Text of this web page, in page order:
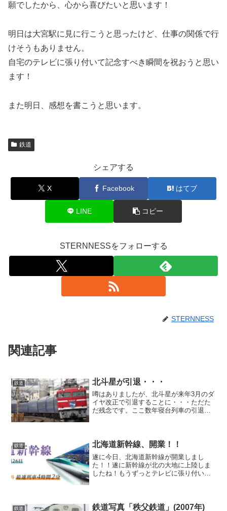
願でしたから、心から喜びたいと思います！
明日は大宮駅に見に行こうと思ったけど、仕事の関係で行
けそうもありません。
自宅のテレビに張り付いて記念すべき瞬間を祝おうと思い
ます！
また明日、感想を書こうと思います。
鉄道
シェアする
X Facebook はてブ
LINE コピー
STERNNESSをフォローする
STERNNESS
関連記事
鉄道 北斗星が引退・・・
噂はありましたが、北斗星が来年3月のダ
イヤ改正で引退することに・・・ただた
だ残念です。ここ数年寝台列車の引退が
に乗って、札幌に帰省し...
鉄道 北海道新幹線、開業！！
遂に今日、北海道新幹線が開業しまし
た！！遂に新幹線が北の大地に上陸しま
したね！もうずっとテレビに張り付い
う。感謝してもしきれません。...
鉄道 鉄道写真「秩父鉄道」(2007年)